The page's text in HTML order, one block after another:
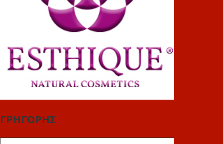
ΓΡΗΓΟΡΗΣ